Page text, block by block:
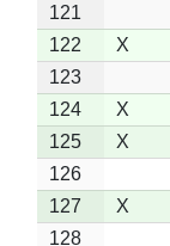
121
122
X
123
124
X
125
X
126
127
X
128